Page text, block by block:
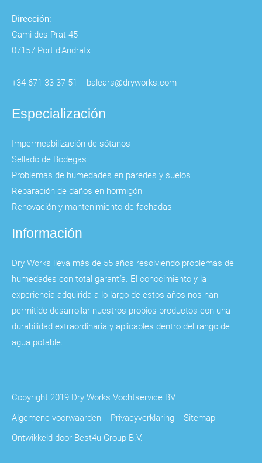
Dirección:
Cami des Prat 45
07157 Port d'Andratx
+34 671 33 37 51 balears@dryworks.com
Especialización
Impermeabilización de sótanos
Sellado de Bodegas
Problemas de humedades en paredes y suelos
Reparación de daños en hormigón
Renovación y mantenimiento de fachadas
Información
Dry Works lleva más de 55 años resolviendo problemas de
humedades con total garantía. El conocimiento y la
experiencia adquirida a lo largo de estos años nos han
permitido desarrollar nuestros propios productos con una
durabilidad extraordinaria y aplicables dentro del rango de
agua potable.
Copyright 2019 Dry Works Vochtservice BV
Algemene voorwaarden
Privacyverklaring
Sitemap
Ontwikkeld door Best4u Group B.V.